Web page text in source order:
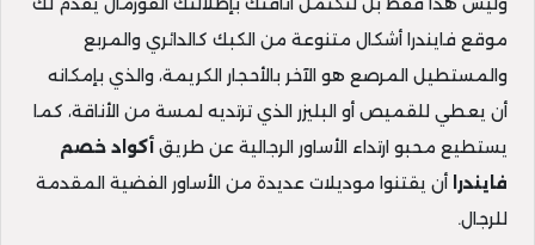
موقع فايندرا أشكال متنوعة من الكبك كالدائري والمربع
والمستطيل المرصع هو الآخر بالأحجار الكريمة، والذي بإمكانه
أن يعطي للقميص أو البليزر الذي ترتديه لمسة من الأناقة، كما
يستطيع محبو ارتداء الأساور الرجالية عن طريق أكواد خصم
فايندرا أن يقتنوا موديلات عديدة من الأساور الفضية المقدمة
للرجال.